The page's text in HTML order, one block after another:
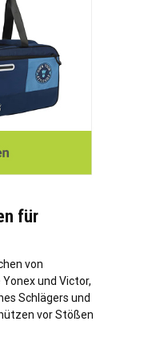
für
von
und Victor,
Schlägers und
vor Stößen